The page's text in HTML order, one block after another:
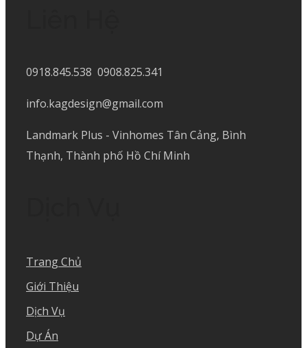
0918.845.538 0908.825.341
info.kagdesign@gmail.com
Landmark Plus - Vinhomes Tân Cảng, Bình
Thạnh, Thành phố Hồ Chí Minh
Trang Chủ
Giới Thiệu
Dịch Vụ
Dự Án